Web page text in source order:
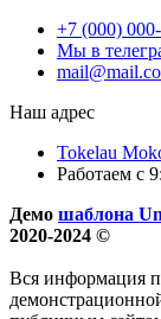
+7 (000)
Мы в
Наш адрес
Tokelau
Работаем с
Демо шаблона
2020-2024 ©
Вся информация